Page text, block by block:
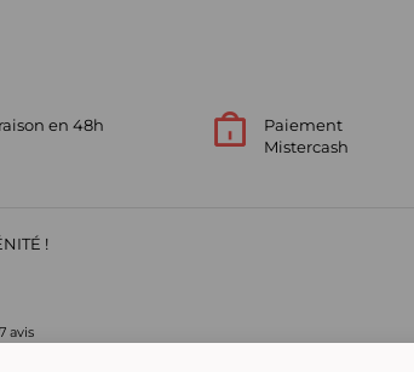
en 48h
Paiement
Mistercash
!
avis